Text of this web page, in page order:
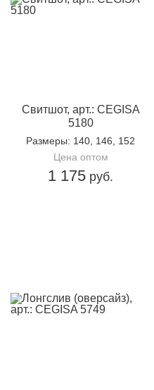
Свитшот, арт.: CEGISA
5180
Размеры: 140, 146, 152
Цена оптом
1 175 руб.